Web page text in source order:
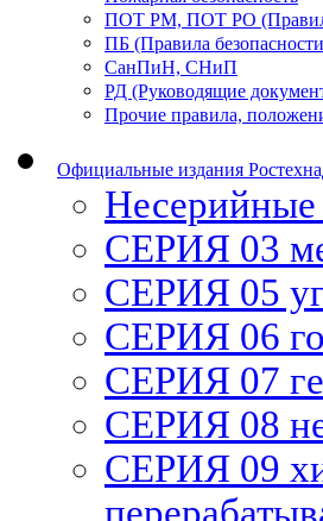
ПОТ РМ, ПОТ РО
ПБ (Правила
СанПиН, СНиП
РД (Руководящие
Прочие правила,
Официальные издания
Несерийные
СЕРИЯ 03
СЕРИЯ 05
СЕРИЯ 06
СЕРИЯ 07
СЕРИЯ 08
СЕРИЯ 09